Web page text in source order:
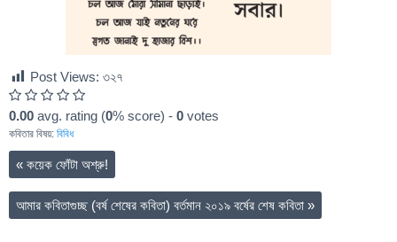
Post Views: ৩২৭
0.00 avg. rating (0% score) - 0 votes
কবিতার বিষয়: বিবিধ
« কয়েক ফোঁটা অশ্রু!
আমার কবিতাগুচ্ছ (বর্ষ শেষের কবিতা) বর্তমান ২০১৯ বর্ষের শেষ কবিতা »